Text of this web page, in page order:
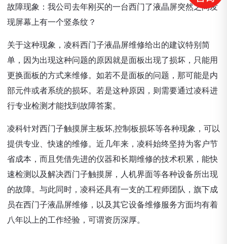
故障现象：我公司去年刚买的一台西门了液晶屏突然之间发
现屏幕上有一个竖条纹？
关于这种现象，凌科西门子液晶屏维修给出的建议特别简
单，因为出现这种问题的原因就是面板出现了损坏，只能用
更换面板的方式来维修。如若不是面板的问题，那可能是内
部元件或者系统的损坏。若是这种原因，则需要通过凌科进
行专业检测才能找到故障答案。
凌科针对西门子触摸屏主板坏,控制板损坏等各种现象，可以
提供专业、快速的维修。近几年来，凌科始终坚持为客户节
省成本，而且凭借先进的仪器和长期维修的技术积累，能快
速检测以及解决西门子触摸屏，人机界面等各种设备所出现
的故障。与此同时，凌科还具有一支的工程师团队，旗下成
员在西门子液晶屏维修，以及其它设备维修服务方面均有着
八年以上的工作经验，可谓资历深厚。